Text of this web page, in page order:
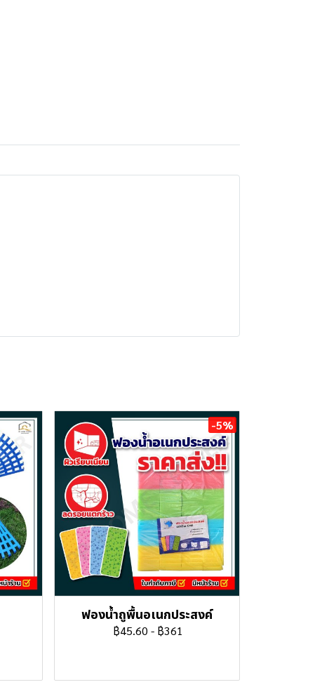
-5%
ฟองน้ำถูพื้นอเนกประสงค์
฿45.60 - ฿361